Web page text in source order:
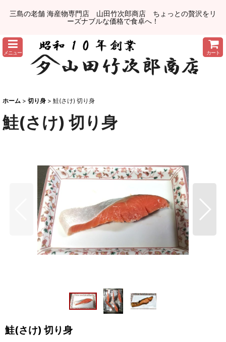
三島の老舗 海産物専門店 山田竹次郎商店 ちょっとの贅沢をリ
ーズナブルな価格で食卓へ！
メニュー カート
ホーム > 切り身 > 鮭(さけ) 切り身
鮭(さけ) 切り身
鮭(さけ) 切り身